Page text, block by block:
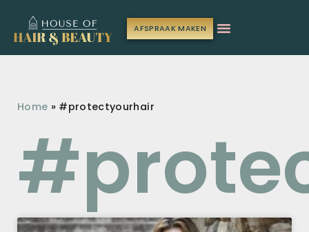
AFSPRAAK MAKEN
Home » #protectyourhair